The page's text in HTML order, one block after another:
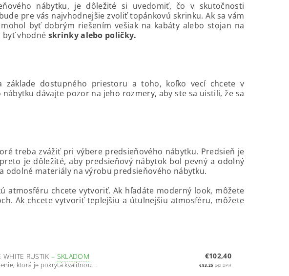
nábytku, je dôležité si uvedomiť, čo v skutočnosti
pre vás najvhodnejšie zvoliť topánkovú skrinku. Ak sa vám
byť dobrým riešením vešiak na kabáty alebo stojan na
byť vhodné skrinky alebo poličky.
základe dostupného priestoru a toho, koľko vecí chcete v
dávajte pozor na jeho rozmery, aby ste sa uistili, že sa
treba zvážiť pri výbere predsieňového nábytku. Predsieň je
je dôležité, aby predsieňový nábytok bol pevný a odolný
odolné materiály na výrobu predsieňového nábytku.
atmosféru chcete vytvoriť. Ak hľadáte moderný look, môžete
Ak chcete vytvoriť teplejšiu a útulnejšiu atmosféru, môžete
WHITE RUSTIK– SKLADOM
ktorá je pokrytá kvalitnou...
€102,40
€83,25 bez DPH